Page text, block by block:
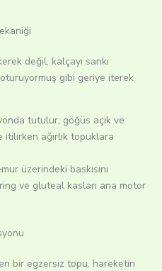
değil, kalçayı sanki
gibi geriye iterek
tutulur, göğüs açık ve
itilirken ağırlık topuklara
üzerindeki baskısını
ve gluteal kasları ana motor
bir egzersiz topu, hareketin